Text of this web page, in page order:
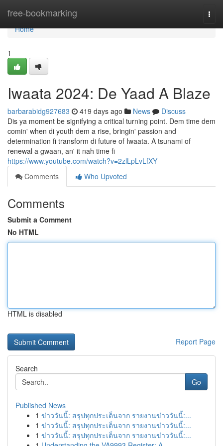
free-bookmarking
Home
Home
1
Iwaata 2024: De Yaad A Blaze
barbarabidg927683 419 days ago News
Discuss
Dis ya moment be signifying a critical turning point. Dem time dem
comin' when di youth dem a rise, bringin' passion and
determination fi transform di future of Iwaata. A tsunami of
renewal a gwaan, an' it nah time fi
https://www.youtube.com/watch?v=2zlLpLvLfXY
Comments
Who Upvoted
Comments
Submit a Comment
No HTML
HTML is disabled
Report Page
Search
Go
Published News
1 ข่าววันนี้: สรุปทุกประเด็นจาก รายงานข่าววันนี้:...
1 ข่าววันนี้: สรุปทุกประเด็นจาก รายงานข่าววันนี้:...
1 ข่าววันนี้: สรุปทุกประเด็นจาก รายงานข่าววันนี้:...